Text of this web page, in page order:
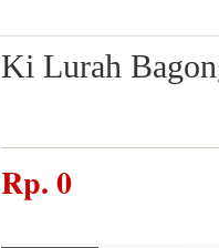
Souvenir Kulit
Ki Lurah
Rp.0